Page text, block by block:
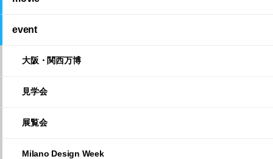
event
大阪・関西万博
見学会
展覧会
Milano Design Week